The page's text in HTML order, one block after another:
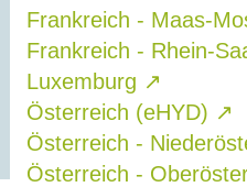
Frankreich - Maas-
Frankreich - Rhein-
Luxemburg ↗
Österreich (eHYD) ↗
Österreich -
Österreich -